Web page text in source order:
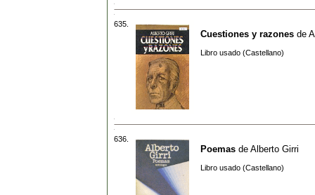
635.
Cuestiones y razones de
Libro usado (Castellano)
636.
Poemas de Alberto Girri
Libro usado (Castellano)